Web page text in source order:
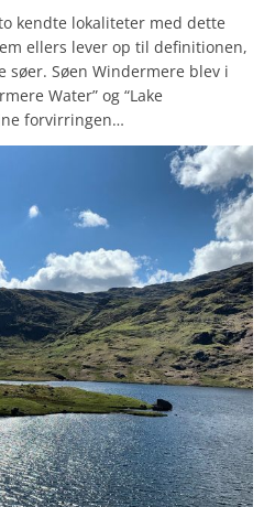
kendte lokaliteter med dette
ellers lever op til definitionen,
søer. Søen Windermere blev i
Water” og “Lake
forvirringen…